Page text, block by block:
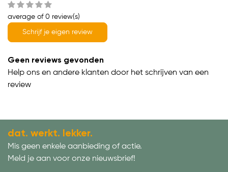
average of 0 review(s)
Schrijf je eigen review
Geen reviews gevonden
Help ons en andere klanten door het schrijven van een
review
dat. werkt. lekker.
Mis geen enkele aanbieding of actie.
Meld je aan voor onze nieuwsbrief!